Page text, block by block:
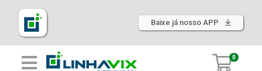
Baixe já nosso APP
0